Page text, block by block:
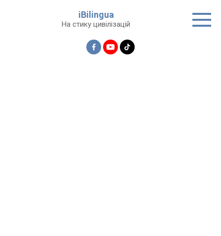
iBilingua
На стику цивілізацій